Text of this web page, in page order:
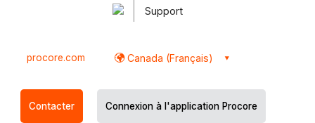
Support
procore.com Canada (Français)
Contacter Connexion à l'application Procore